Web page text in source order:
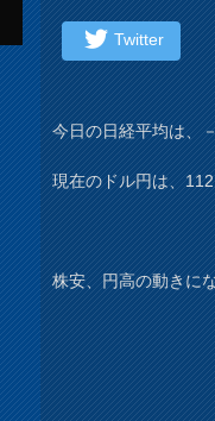
Twitter
今日の日経平均は、
現在のドル円は、
株安、円高の動きに